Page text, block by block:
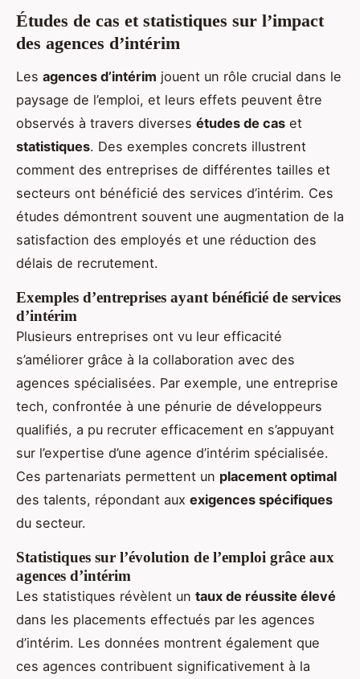
Études de cas et statistiques sur l’impact
des agences d’intérim
Les agences d’intérim jouent un rôle crucial dans le
paysage de l’emploi, et leurs effets peuvent être
observés à travers diverses études de cas et
statistiques. Des exemples concrets illustrent
comment des entreprises de différentes tailles et
secteurs ont bénéficié des services d’intérim. Ces
études démontrent souvent une augmentation de la
satisfaction des employés et une réduction des
délais de recrutement.
Exemples d’entreprises ayant bénéficié de services
d’intérim
Plusieurs entreprises ont vu leur efficacité
s’améliorer grâce à la collaboration avec des
agences spécialisées. Par exemple, une entreprise
tech, confrontée à une pénurie de développeurs
qualifiés, a pu recruter efficacement en s’appuyant
sur l’expertise d’une agence d’intérim spécialisée.
Ces partenariats permettent un placement optimal
des talents, répondant aux exigences spécifiques
du secteur.
Statistiques sur l’évolution de l’emploi grâce aux
agences d’intérim
Les statistiques révèlent un taux de réussite élevé
dans les placements effectués par les agences
d’intérim. Les données montrent également que
ces agences contribuent significativement à la